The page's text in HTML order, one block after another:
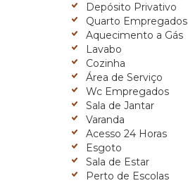
Depósito Privativo
Quarto Empregados
Aquecimento a Gás
Lavabo
Cozinha
Área de Serviço
Wc Empregados
Sala de Jantar
Varanda
Acesso 24 Horas
Esgoto
Sala de Estar
Perto de Escolas